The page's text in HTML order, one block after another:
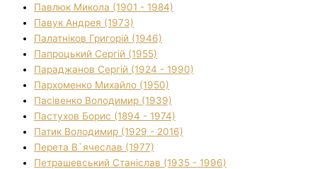
Павлюк Микола (1901 - 1984)
Павук Андрея (1973)
Палатніков Григорій (1946)
Папроцький Сергій (1955)
Параджанов Сергій (1924 - 1990)
Пархоменко Михайло (1950)
Пасівенко Володимир (1939)
Пастухов Борис (1894 - 1974)
Патик Володимир (1929 - 2016)
Перета В`ячеслав (1977)
Петрашевський Станіслав (1935 - 1996)